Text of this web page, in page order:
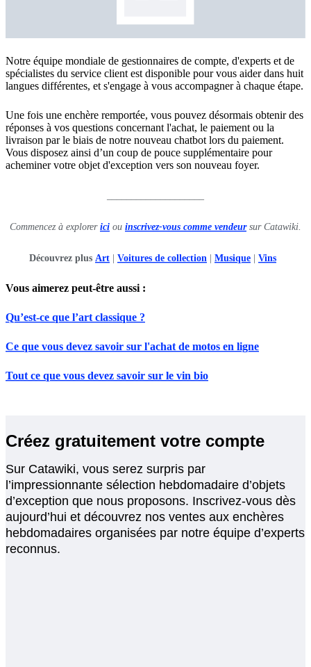
Notre équipe mondiale de gestionnaires de compte, d'experts et de
spécialistes du service client est disponible pour vous aider dans huit
langues différentes, et s'engage à vous accompagner à chaque étape.
Une fois une enchère remportée, vous pouvez désormais obtenir des
réponses à vos questions concernant l'achat, le paiement ou la
livraison par le biais de notre nouveau chatbot lors du paiement.
Vous disposez ainsi d’un coup de pouce supplémentaire pour
acheminer votre objet d'exception vers son nouveau foyer.
Commencez à explorer ici ou inscrivez-vous comme vendeursur Catawiki.
Découvrez plus Art Voitures de collection Musique Vins
Vous aimerez peut-être aussi :
Qu’est-ce que l’art classique ?
Ce que vous devez savoir sur l'achat de motos en ligne
Tout ce que vous devez savoir sur le vin bio
Créez gratuitement votre compte
Sur Catawiki, vous serez surpris par
l’impressionnante sélection hebdomadaire d’objets
d’exception que nous proposons. Inscrivez-vous dès
aujourd’hui et découvrez nos ventes aux enchères
hebdomadaires organisées par notre équipe d’experts
reconnus.